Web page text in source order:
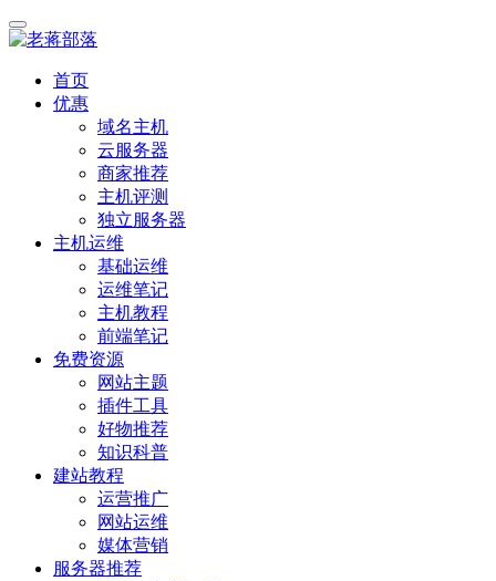
首页
优惠
域名主机
云服务器
商家推荐
主机评测
独立服务器
主机运维
基础运维
运维笔记
主机教程
前端笔记
免费资源
网站主题
插件工具
好物推荐
知识科普
建站教程
运营推广
网站运维
媒体营销
服务器推荐